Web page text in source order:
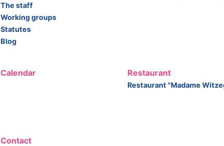
The staff
Working groups
Statutes
Blog
Calendar Restaurant
Restaurant "Madame
Contact